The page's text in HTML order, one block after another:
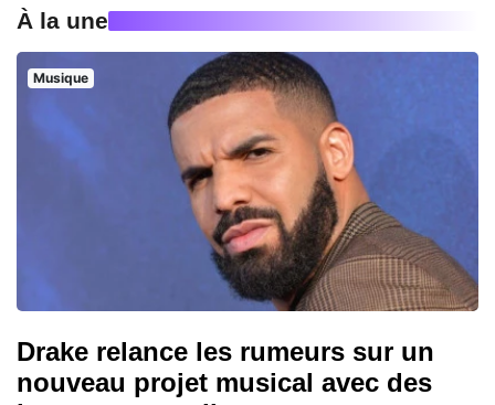
À la une
Musique
Drake relance les rumeurs sur un
nouveau projet musical avec des